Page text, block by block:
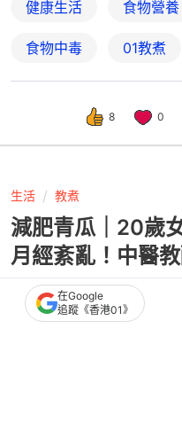
健康生活 食物營養
食物中毒 01教煮
8 0
生活 教煮
減肥青瓜｜20歲
月經紊亂！中醫
在Google
追蹤《香港01》